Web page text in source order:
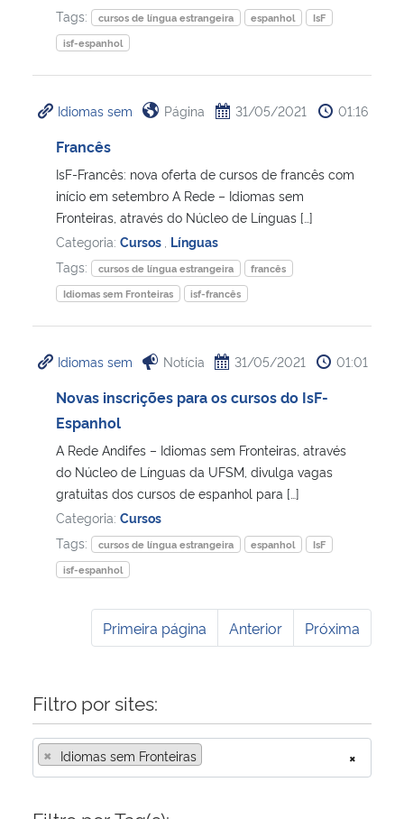
Tags:
cursos de língua estrangeira espanhol
IsF
isf-espanhol
Idiomas sem Página 31/05/2021 01:16
Francês
IsF-Francês: nova oferta de cursos de francês com
início em setembro A Rede – Idiomas sem
Fronteiras, através do Núcleo de Línguas […]
Categoria: Cursos Línguas
Tags:
cursos de língua estrangeira
francês
Idiomas sem Fronteiras
isf-francês
Idiomas sem Notícia 31/05/2021 01:01
Novas inscrições para os cursos do IsF-
Espanhol
A Rede Andifes – Idiomas sem Fronteiras, através
do Núcleo de Línguas da UFSM, divulga vagas
gratuitas dos cursos de espanhol para […]
Categoria: Cursos
Tags:
cursos de língua estrangeira espanhol
IsF
isf-espanhol
Primeira página Anterior Próxima
Filtro por sites:
×
× Idiomas sem Fronteiras